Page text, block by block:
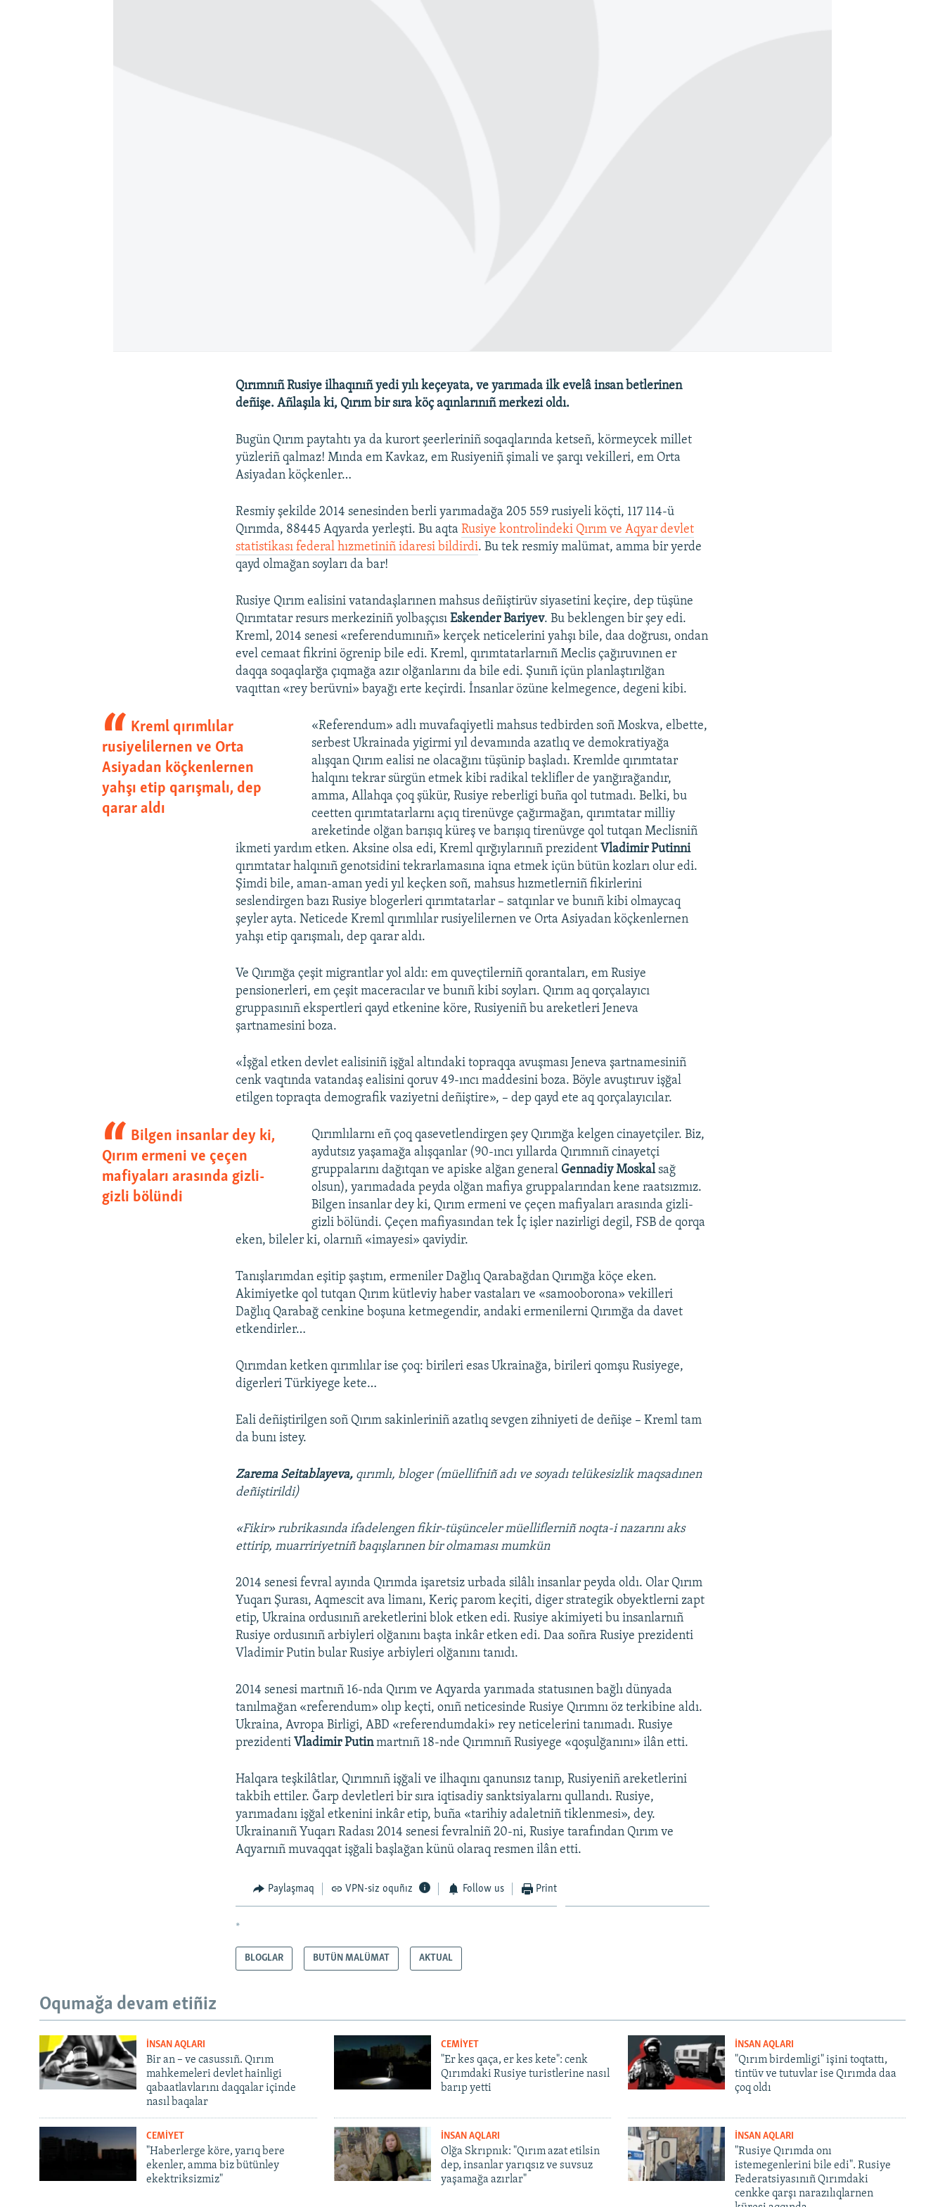
Qırımnıñ Rusiye ilhaqınıñ yedi yılı keçeyata, ve yarımada ilk evelâ insan betlerinen
deñişe. Añlaşıla ki, Qırım bir sıra köç aqınlarınıñ merkezi oldı.
Bugün Qırım paytahtı ya da kurort şeerleriniñ soqaqlarında ketseñ, körmeycek millet
yüzleriñ qalmaz! Mında em Kavkaz, em Rusiyeniñ şimali ve şarqı vekilleri, em Orta
Asiyadan köçkenler…
Resmiy şekilde 2014 senesinden berli yarımadağa 205 559 rusiyeli köçti, 117 114-ü
Qırımda, 88445 Aqyarda yerleşti. Bu aqtaRusiye kontrolindeki Qırım ve Aqyar devlet
statistikası federal hızmetiniñ idaresi bildirdi. Bu tek resmiy malümat, amma bir yerde
qayd olmağan soyları da bar!
Rusiye Qırım ealisini vatandaşlarınen mahsus deñiştirüv siyasetini keçire, dep tüşüne
Qırımtatar resurs merkeziniñ yolbaşçısıEskender Bariyev. Bu beklengen bir şey edi.
Kreml, 2014 senesi «referendumınıñ» kerçek neticelerini yahşı bile, daa doğrusı, ondan
evel cemaat fikrini ögrenip bile edi. Kreml, qırımtatarlarnıñ Meclis çağıruvınen er
daqqa soqaqlarğa çıqmağa azır olğanlarını da bile edi. Şunıñ içün planlaştırılğan
vaqıttan «rey berüvni» bayağı erte keçirdi. İnsanlar özüne kelmegence, degeni kibi.
Kreml qırımlılar
rusiyelilernen ve Orta
Asiyadan köçkenlernen
yahşı etip qarışmalı, dep
qarar aldı
«Referendum» adlı muvafaqiyetli mahsus tedbirden soñ Moskva, elbette,
serbest Ukrainada yigirmi yıl devamında azatlıq ve demokratiyağa
alışqan Qırım ealisi ne olacağını tüşünip başladı. Kremlde qırımtatar
halqını tekrar sürgün etmek kibi radikal teklifler de yanğırağandır,
amma, Allahqa çoq şükür, Rusiye reberligi buña qol tutmadı. Belki, bu
ceetten qırımtatarlarnı açıq tirenüvge çağırmağan, qırımtatar milliy
areketinde olğan barışıq küreş ve barışıq tirenüvge qol tutqan Meclisniñ
ikmeti yardım etken. Aksine olsa edi, Kreml qırğıylarınıñ prezident Vladimir Putinni
qırımtatar halqınıñ genotsidini tekrarlamasına iqna etmek içün bütün kozları olur edi.
Şimdi bile, aman-aman yedi yıl keçken soñ, mahsus hızmetlerniñ fikirlerini
seslendirgen bazı Rusiye blogerleri qırımtatarlar – satqınlar ve bunıñ kibi olmaycaq
şeyler ayta. Neticede Kreml qırımlılar rusiyelilernen ve Orta Asiyadan köçkenlernen
yahşı etip qarışmalı, dep qarar aldı.
Ve Qırımğa çeşit migrantlar yol aldı: em quveçtilerniñ qorantaları, em Rusiye
pensionerleri, em çeşit maceracılar ve bunıñ kibi soyları. Qırım aq qorçalayıcı
gruppasınıñ ekspertleri qayd etkenine köre, Rusiyeniñ bu areketleri Jeneva
şartnamesini boza.
«İşğal etken devlet ealisiniñ işğal altındaki topraqqa avuşması Jeneva şartnamesiniñ
cenk vaqtında vatandaş ealisini qoruv 49-ıncı maddesini boza. Böyle avuştıruv işğal
etilgen topraqta demografik vaziyetni deñiştire», – dep qayd ete aq qorçalayıcılar.
Bilgen insanlar dey ki,
Qırım ermeni ve çeçen
mafiyaları arasında gizli-
gizli bölündi
Qırımlılarnı eñ çoq qasevetlendirgen şey Qırımğa kelgen cinayetçiler. Biz,
aydutsız yaşamağa alışqanlar (90-ıncı yıllarda Qırımnıñ cinayetçi
gruppalarını dağıtqan ve apiske alğan general Gennadiy Moskalsağ
olsun), yarımadada peyda olğan mafiya gruppalarından kene raatsızmız.
Bilgen insanlar dey ki, Qırım ermeni ve çeçen mafiyaları arasında gizli-
gizli bölündi. Çeçen mafiyasından tek İç işler nazirligi degil, FSB de qorqa
eken, bileler ki, olarnıñ «imayesi» qaviydir.
Tanışlarımdan eşitip şaştım, ermeniler Dağlıq Qarabağdan Qırımğa köçe eken.
Akimiyetke qol tutqan Qırım kütleviy haber vastaları ve «samooborona» vekilleri
Dağlıq Qarabağ cenkine boşuna ketmegendir, andaki ermenilerni Qırımğa da davet
etkendirler…
Qırımdan ketken qırımlılar ise çoq: birileri esas Ukrainağa, birileri qomşu Rusiyege,
digerleri Türkiyege kete…
Eali deñiştirilgen soñ Qırım sakinleriniñ azatlıq sevgen zihniyeti de deñişe – Kreml tam
da bunı istey.
Zarema Seitablayeva, qırımlı, bloger (müellifniñ adı ve soyadı telükesizlik maqsadınen
deñiştirildi)
«Fikir» rubrikasında ifadelengen fikir-tüşünceler müelliflerniñ noqta-i nazarını aks
ettirip, muarririyetniñ baqışlarınen bir olmaması mumkün
2014 senesi fevral ayında Qırımda işaretsiz urbada silâlı insanlar peyda oldı. Olar Qırım
Yuqarı Şurası, Aqmescit ava limanı, Keriç parom keçiti, diger strategik obyektlerni zapt
etip, Ukraina ordusınıñ areketlerini blok etken edi. Rusiye akimiyeti bu insanlarnıñ
Rusiye ordusınıñ arbiyleri olğanını başta inkâr etken edi. Daa soñra Rusiye prezidenti
Vladimir Putin bular Rusiye arbiyleri olğanını tanıdı.
2014 senesi martnıñ 16-nda Qırım ve Aqyarda yarımada statusınen bağlı dünyada
tanılmağan «referendum» olıp keçti, onıñ neticesinde Rusiye Qırımnı öz terkibine aldı.
Ukraina, Avropa Birligi, ABD «referendumdaki» rey neticelerini tanımadı. Rusiye
prezidenti Vladimir Putinmartnıñ 18-nde Qırımnıñ Rusiyege «qoşulğanını» ilân etti.
Halqara teşkilâtlar, Qırımnıñ işğali ve ilhaqını qanunsız tanıp, Rusiyeniñ areketlerini
takbih ettiler. Ğarp devletleri bir sıra iqtisadiy sanktsiyalarnı qullandı. Rusiye,
yarımadanı işğal etkenini inkâr etip, buña «tarihiy adaletniñ tiklenmesi», dey.
Ukrainanıñ Yuqarı Radası 2014 senesi fevralniñ 20-ni, Rusiye tarafından Qırım ve
Aqyarnıñ muvaqqat işğali başlağan künü olaraq resmen ilân etti.
Paylaşmaq VPN-siz oquñız Follow us Print
*
BLOGLAR BUTÜN MALÜMAT AKTUAL
Oqumağa devam etiñiz
İNSAN AQLARI
Bir an – ve casussıñ. Qırım
mahkemeleri devlet hainligi
qabaatlavlarını daqqalar içinde
nasıl baqalar
CEMİYET
"Er kes qaça, er kes kete": cenk
Qırımdaki Rusiye turistlerine nasıl
barıp yetti
İNSAN AQLARI
"Qırım birdemligi" işini toqtattı,
tintüv ve tutuvlar ise Qırımda daa
çoq oldı
CEMİYET
"Haberlerge köre, yarıq bere
ekenler, amma biz bütünley
ekektriksizmiz"
İNSAN AQLARI
Olğa Skrıpnık: "Qırım azat etilsin
dep, insanlar yarıqsız ve suvsuz
yaşamağa azırlar"
İNSAN AQLARI
"Rusiye Qırımda onı
istemegenlerini bile edi". Rusiye
Federatsiyasınıñ Qırımdaki
cenkke qarşı narazılıqlarnen